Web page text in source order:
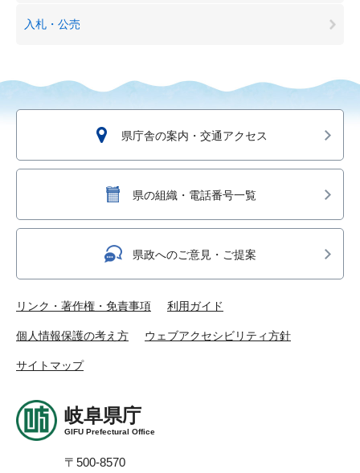
入札・公売
県庁舎の案内・交通アクセス
県の組織・電話番号一覧
県政へのご意見・ご提案
リンク・著作権・免責事項 利用ガイド
個人情報保護の考え方 ウェブアクセシビリティ方針
サイトマップ
岐阜県庁
GIFU Prefectural Office
〒500-8570